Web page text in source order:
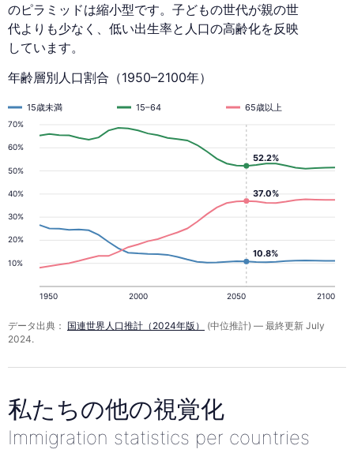
のピラミッドは縮小型です。子どもの世代が親の世
代よりも少なく、低い出生率と人口の高齢化を反映
しています。
年齢層別人口割合（1950–2100年）
10%
20%
30%
40%
50%
60%
70%
1950 2000 2050 2100
15歳未満 15–64 65歳以上
10.8%
37.0%
52.2%
データ出典： 国連世界人口推計（2024年版）
(中位推計) — 最終更新 July
2024.
私たちの他の視覚化
Immigration statistics per countries